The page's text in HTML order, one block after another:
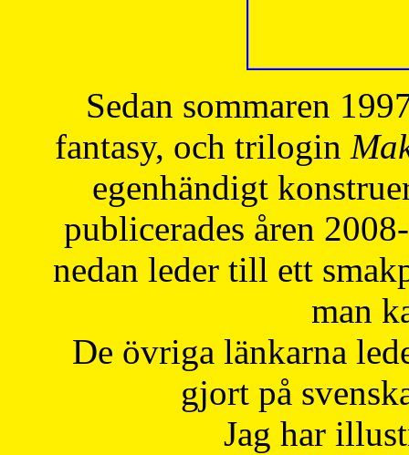
Sedan sommaren
fantasy, och trilogin
egenhändigt
publicerades åren
nedan leder till ett
man
De övriga länkarna
gjort på
Jag har